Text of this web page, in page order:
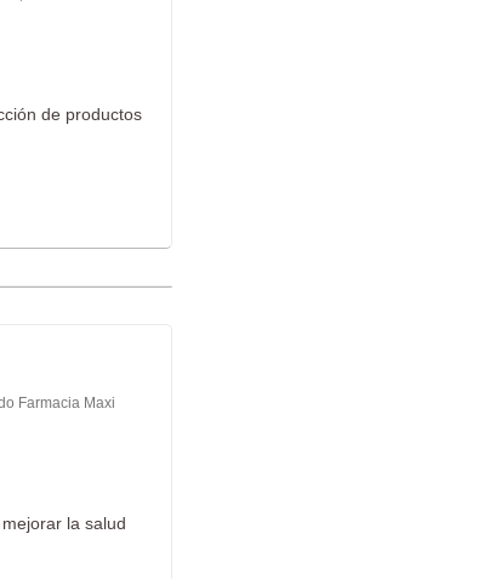
de productos
Farmacia Maxi
la salud